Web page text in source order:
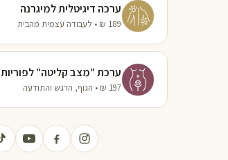
ערכה דיגיטלית למיגרנה
189 ₪ • לעבודה עצמית מהבית
ערכת "מצב קליטה" לפוריות
197 ₪ • הגוף, הרגש והתודעה